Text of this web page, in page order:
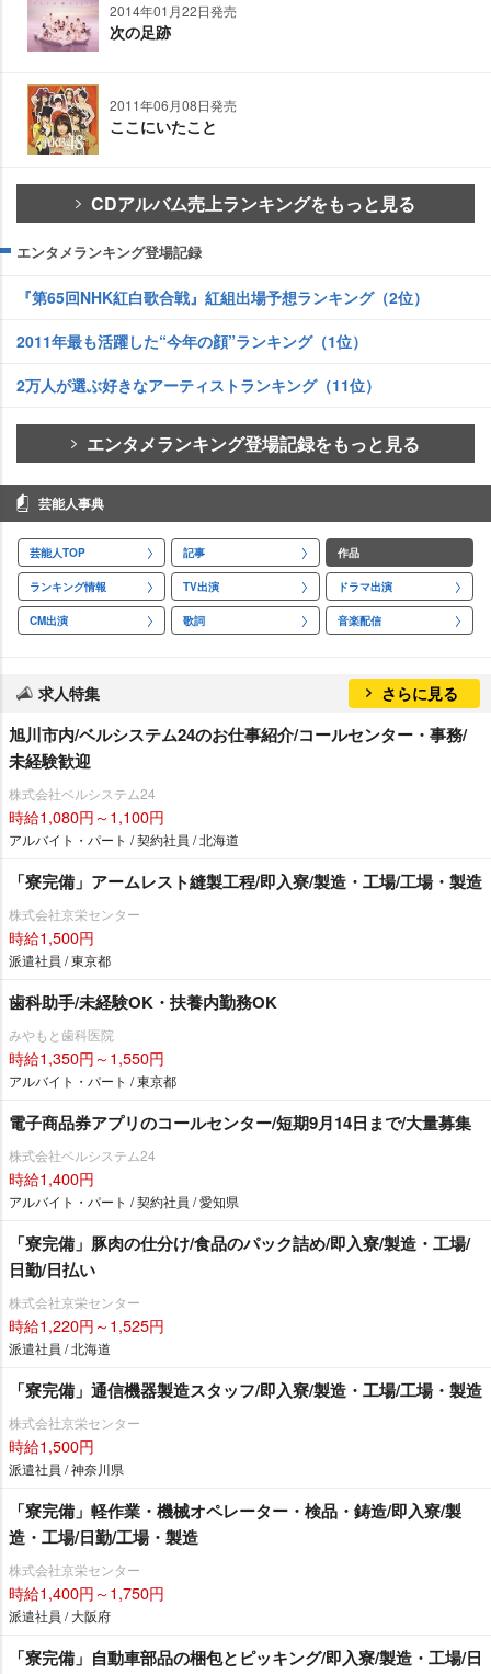
2014年01月22日発売
次の足跡
2011年06月08日発売
ここにいたこと
CDアルバム売上ランキングをもっと見る
エンタメランキング登場記録
『第65回NHK紅白歌合戦』紅組出場予想ランキング（2位）
2011年最も活躍した“今年の顔”ランキング（1位）
2万人が選ぶ好きなアーティストランキング（11位）
エンタメランキング登場記録をもっと見る
芸能人事典
芸能人TOP 記事 作品
ランキング情報 TV出演 ドラマ出演
CM出演 歌詞 音楽配信
求人特集 さらに見る
旭川市内/ベルシステム24のお仕事紹介/コールセンター・事務/
未経験歓迎
株式会社ベルシステム24
時給1,080円～1,100円
アルバイト・パート / 契約社員 / 北海道
「寮完備」アームレスト縫製工程/即入寮/製造・工場/工場・製造
株式会社京栄センター
時給1,500円
派遣社員 / 東京都
歯科助手/未経験OK・扶養内勤務OK
みやもと歯科医院
時給1,350円～1,550円
アルバイト・パート / 東京都
電子商品券アプリのコールセンター/短期9月14日まで/大量募集
株式会社ベルシステム24
時給1,400円
アルバイト・パート / 契約社員 / 愛知県
「寮完備」豚肉の仕分け/食品のパック詰め/即入寮/製造・工場/
日勤/日払い
株式会社京栄センター
時給1,220円～1,525円
派遣社員 / 北海道
「寮完備」通信機器製造スタッフ/即入寮/製造・工場/工場・製造
株式会社京栄センター
時給1,500円
派遣社員 / 神奈川県
「寮完備」軽作業・機械オペレーター・検品・鋳造/即入寮/製
造・工場/日勤/工場・製造
株式会社京栄センター
時給1,400円～1,750円
派遣社員 / 大阪府
「寮完備」自動車部品の梱包とピッキング/即入寮/製造・工場/日